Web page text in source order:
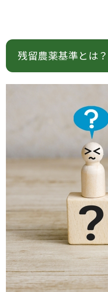
残留農薬基準とは？